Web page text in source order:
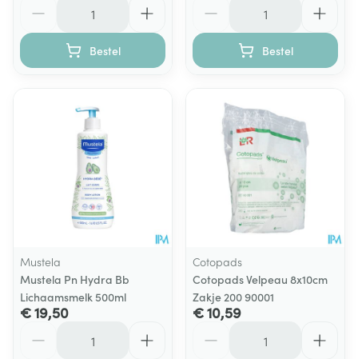
Bestel Bestel
Mustela
Mustela Pn Hydra Bb
Lichaamsmelk 500ml
€ 19,50
Cotopads
Cotopads Velpeau 8x10cm
Zakje 200 90001
€ 10,59